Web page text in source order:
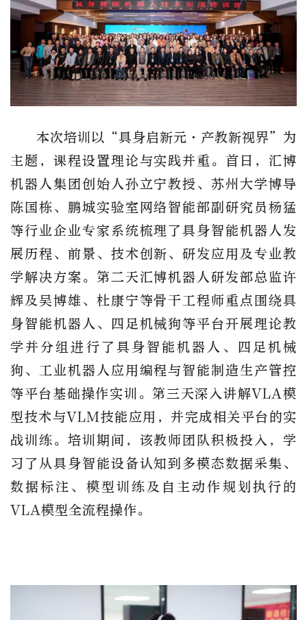
本次培训以“具身启新元·产教新视界”为
主题，课程设置理论与实践并重。首日，汇博
机器人集团创始人孙立宁教授、苏州大学博导
陈国栋、鹏城实验室网络智能部副研究员杨猛
等行业企业专家系统梳理了具身智能机器人发
展历程、前景、技术创新、研发应用及专业教
学解决方案。第二天汇博机器人研发部总监许
辉及吴博雄、杜康宁等骨干工程师重点围绕具
身智能机器人、四足机械狗等平台开展理论教
学并分组进行了具身智能机器人、四足机械
狗、工业机器人应用编程与智能制造生产管控
等平台基础操作实训。第三天深入讲解VLA模
型技术与VLM技能应用，并完成相关平台的实
战训练。培训期间，该教师团队积极投入，学
习了从具身智能设备认知到多模态数据采集、
数据标注、模型训练及自主动作规划执行的
VLA模型全流程操作。